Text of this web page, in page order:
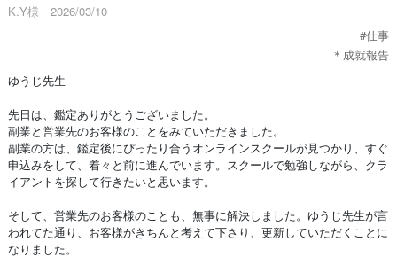
K.Y様 2026/03/10
#仕事
＊成就報告
ゆうじ先生
先日は、鑑定ありがとうございました。
副業と営業先のお客様のことをみていただきました。
副業の方は、鑑定後にぴったり合うオンラインスクールが見つかり、すぐ
申込みをして、着々と前に進んでいます。スクールで勉強しながら、クラ
イアントを探して行きたいと思います。
そして、営業先のお客様のことも、無事に解決しました。ゆうじ先生が言
われてた通り、お客様がきちんと考えて下さり、更新していただくことに
なりました。